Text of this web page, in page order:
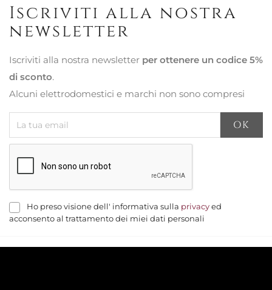
Iscriviti alla nostra
newsletter
Iscriviti alla nostra newsletter per ottenere un codice 5%
di sconto.
Alcuni elettrodomestici e marchi non sono compresi
Ho preso visione dell' informativa sulla privacy ed
acconsento al trattamento dei miei dati personali